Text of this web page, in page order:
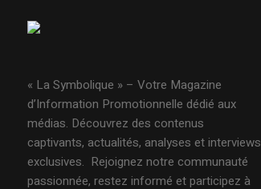
« La Symbolique » – Votre Magazine
d’Information Promotionnelle dédié aux
médias. Découvrez des contenus
captivants, actualités, analyses et interviews
exclusives. Rejoignez notre communauté
passionnée, restez informé et participez à